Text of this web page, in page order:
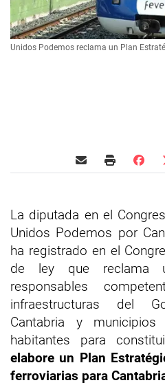
Unidos Podemos reclama un Plan
La diputada en el
Unidos Podemos por
ha registrado en el
de ley que reclama
responsables
infraestructuras del
Cantabria y
habitantes para
elabore un Plan
ferroviarias para